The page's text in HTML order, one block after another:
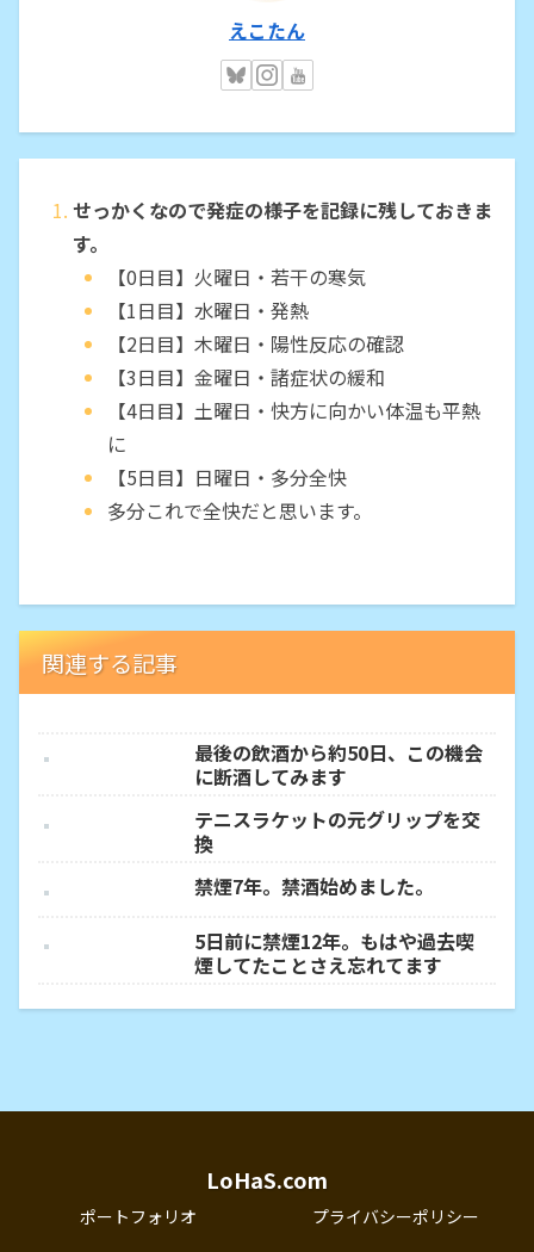
えこたん
せっかくなので発症の様子を記録に残しておきま
す。
【0日目】火曜日・若干の寒気
【1日目】水曜日・発熱
【2日目】木曜日・陽性反応の確認
【3日目】金曜日・諸症状の緩和
【4日目】土曜日・快方に向かい体温も平熱
に
【5日目】日曜日・多分全快
多分これで全快だと思います。
関連する記事
最後の飲酒から約50日、この機会
に断酒してみます
テニスラケットの元グリップを交
換
禁煙7年。禁酒始めました。
5日前に禁煙12年。もはや過去喫
煙してたことさえ忘れてます
LoHaS.com
ポートフォリオ
プライバシーポリシー